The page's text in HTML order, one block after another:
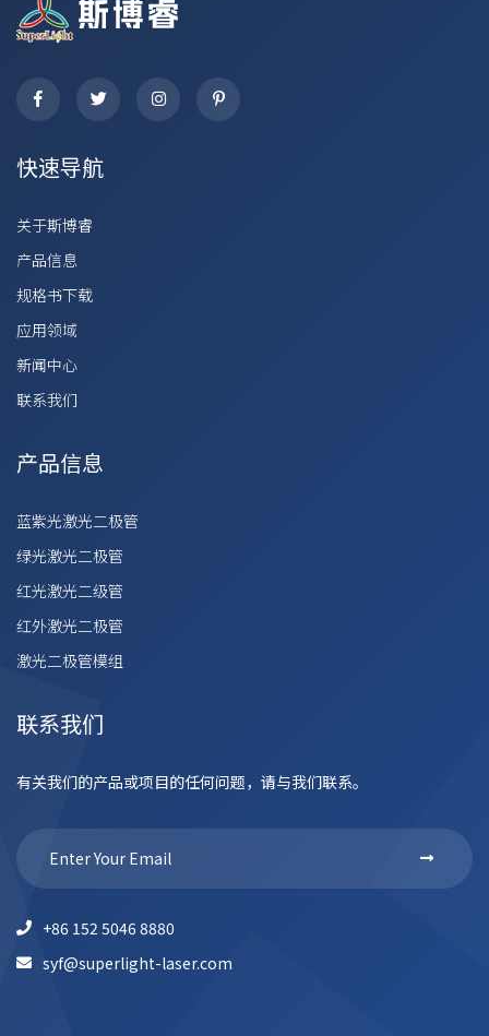
快速导航
关于斯博睿
产品信息
规格书下载
应用领域
新闻中心
联系我们
产品信息
蓝紫光激光二极管
绿光激光二极管
红光激光二级管
红外激光二极管
激光二极管模组
联系我们
有关我们的产品或项目的任何问题，请与我们联系。
+86 152 5046 8880
syf@superlight-laser.com